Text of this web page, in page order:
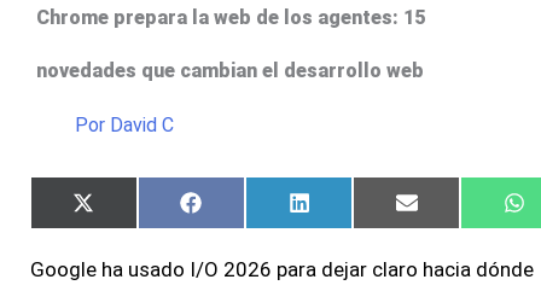
Chrome prepara la web de los agentes: 15
novedades que cambian el desarrollo web
Por David C
X
(Twitter)
Facebook LinkedIn Email
Google ha usado I/O 2026 para dejar claro hacia dónde